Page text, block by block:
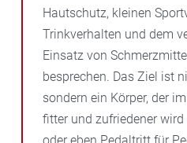
Hautschutz, kleinen
Trinkverhalten und dem
Einsatz von
besprechen. Das Ziel ist
sondern ein Körper, der
fitter und zufriedener